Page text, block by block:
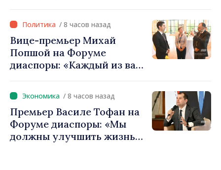
фонды для инвестиций.
Игорь Гросу: «Важно
преодолеть препятствия и
дать населённым пунктам
шанс развиваться»
/ 8 часов назад
Вице-премьер Михай
Попшой на Форуме
диаспоры: «Каждый из вас
вносит вклад в
продвижение имиджа
Республики Молдова»
/ 8 часов назад
Премьер Василе Тофан на
Форуме диаспоры: «Мы
должны улучшить жизнь